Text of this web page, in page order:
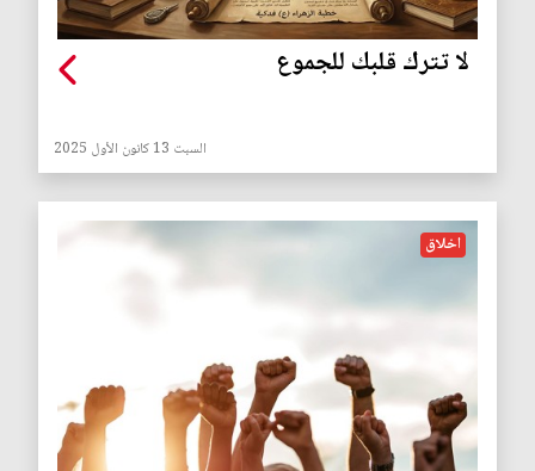
لا تترك قلبك للجموع
السبت 13 كانون الأول 2025
اخلاق